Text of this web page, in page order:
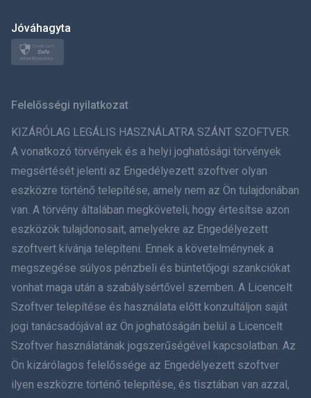
ภาษาไทย
简体中文
Dansk
हिंदी
עברית
Română
Ελληνικά
Jóváhagyta
Felelősségi nyilatkozat
KIZÁRÓLAG LEGÁLIS HASZNÁLATRA SZÁNT SZOFTVER.
A vonatkozó törvények és a helyi joghatósági törvények
megsértését jelenti az Engedélyezett szoftver olyan
eszközre történő telepítése, amely nem az Ön tulajdonában
van. A törvény általában megköveteli, hogy értesítse azon
eszközök tulajdonosait, amelyekre az Engedélyezett
szoftvert kívánja telepíteni. Ennek a követelménynek a
megszegése súlyos pénzbeli és büntetőjogi szankciókat
vonhat maga után a szabálysértővel szemben. A Licencelt
Szoftver telepítése és használata előtt konzultáljon saját
jogi tanácsadójával az Ön joghatóságán belül a Licencelt
Szoftver használatának jogszerűségével kapcsolatban. Az
Ön kizárólagos felelőssége az Engedélyezett szoftver
ilyen eszközre történő telepítése, és tisztában van azzal,